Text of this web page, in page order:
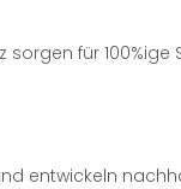
für 100%ige
entwickeln